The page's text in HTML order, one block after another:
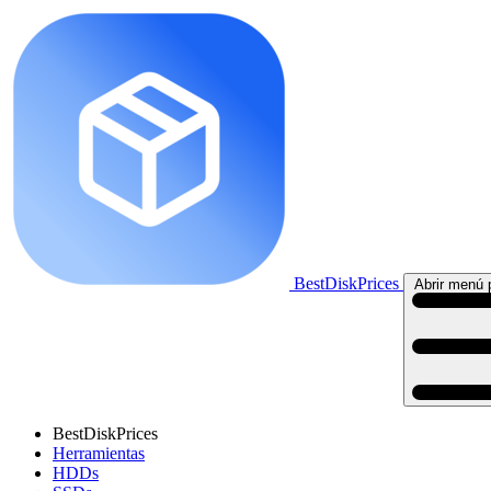
BestDiskPrices Abrir menú
BestDiskPrices
Herramientas
HDDs